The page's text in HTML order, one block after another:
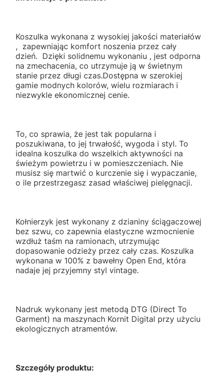
Koszulka wykonana z wysokiej jakości materiałów
, zapewniając komfort noszenia przez cały
dzień. Dzięki solidnemu wykonaniu , jest odporna
na zmechacenia, co utrzymuje ją w świetnym
stanie przez długi czas.Dostępna w szerokiej
gamie modnych kolorów, wielu rozmiarach i
niezwykle ekonomicznej cenie.
To, co sprawia, że jest tak popularna i
poszukiwana, to jej trwałość, wygoda i styl. To
idealna koszulka do wszelkich aktywności na
świeżym powietrzu i w pomieszczeniach. Nie
musisz się martwić o kurczenie się i wypaczanie,
o ile przestrzegasz zasad właściwej pielęgnacji.
Kołnierzyk jest wykonany z dzianiny ściągaczowej
bez szwu, co zapewnia elastyczne wzmocnienie
wzdłuż taśm na ramionach, utrzymując
dopasowanie odzieży przez cały czas. Koszulka
wykonana w 100% z bawełny Open End, która
nadaje jej przyjemny styl vintage.
Nadruk wykonany jest metodą DTG (Direct To
Garment) na maszynach Kornit Digital przy użyciu
ekologicznych atramentów.
Szczegóły produktu: